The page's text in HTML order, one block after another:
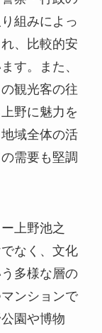
組みによっ
、比較的安
す。また、
観光客の往
野に魅力を
域全体の活
需要も堅調
上野池之
なく、文化
多様な層の
ンションで
園や博物